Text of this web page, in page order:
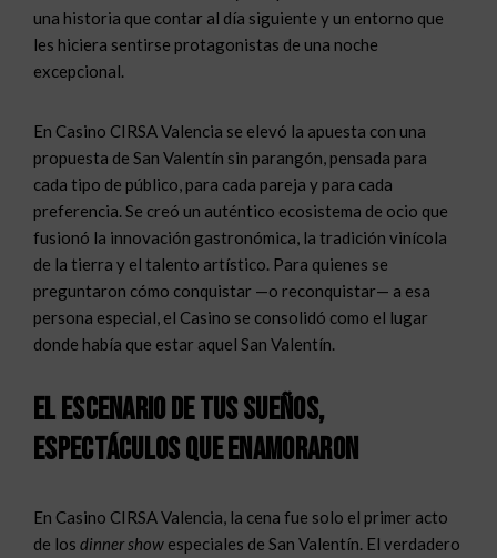
una historia que contar al día siguiente y un entorno que
les hiciera sentirse protagonistas de una noche
excepcional.
En Casino CIRSA Valencia se elevó la apuesta con una
propuesta de San Valentín sin parangón, pensada para
cada tipo de público, para cada pareja y para cada
preferencia. Se creó un auténtico ecosistema de ocio que
fusionó la innovación gastronómica, la tradición vinícola
de la tierra y el talento artístico. Para quienes se
preguntaron cómo conquistar —o reconquistar— a esa
persona especial, el Casino se consolidó como el lugar
donde había que estar aquel San Valentín.
El escenario de tus sueños,
espectáculos que enamoraron
En Casino CIRSA Valencia, la cena fue solo el primer acto
de los dinner show especiales de San Valentín. El verdadero